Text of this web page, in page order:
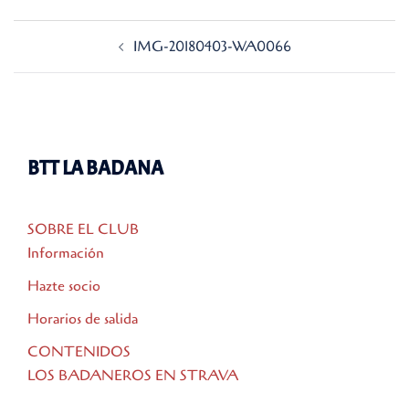
IMG-20180403-WA0066
BTT LA BADANA
SOBRE EL CLUB
Información
Hazte socio
Horarios de salida
CONTENIDOS
LOS BADANEROS EN STRAVA